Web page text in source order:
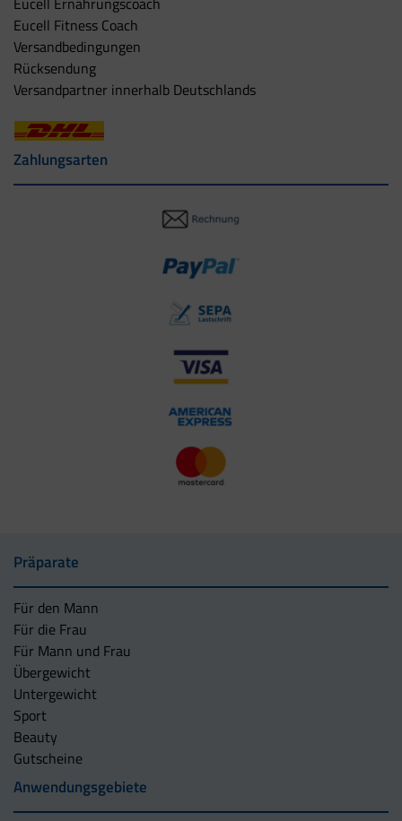
Eucell Fitness Coach
Versandbedingungen
Rücksendung
Versandpartner innerhalb Deutschlands
Zahlungsarten
Präparate
Für den Mann
Für die Frau
Für Mann und Frau
Übergewicht
Untergewicht
Sport
Beauty
Gutscheine
Anwendungsgebiete